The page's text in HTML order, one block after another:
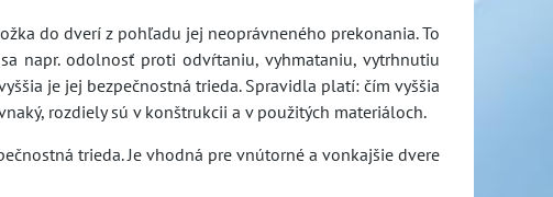
do dverí z pohľadu jej neoprávneného prekonania. To
napr. odolnosť proti odvŕtaniu, vyhmataniu, vytrhnutiu
je jej bezpečnostná trieda. Spravidla platí: čím vyššia
rozdiely sú v konštrukcii a v použitých materiáloch.
trieda. Je vhodná pre vnútorné a vonkajšie dvere